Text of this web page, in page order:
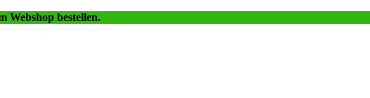
Webshop bestellen.